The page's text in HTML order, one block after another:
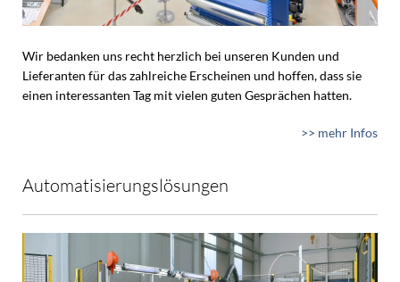
Wir bedanken uns recht herzlich bei unseren Kunden und
Lieferanten für das zahlreiche Erscheinen und hoffen, dass sie
einen interessanten Tag mit vielen guten Gesprächen hatten.
>> mehr Infos
Automatisierungslösungen